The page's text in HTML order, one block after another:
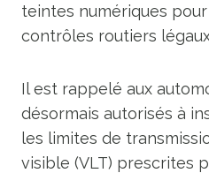
teintes numériques
contrôles routiers
Il est rappelé aux
désormais autorisés à
les limites de
visible (VLT) prescrites